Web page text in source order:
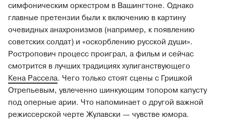
симфоническим оркестром в Вашингтоне. Однако
главные претензии были к включению в картину
очевидных анахронизмов (например, к появлению
советских солдат) и «оскорблению русской души».
Ростропович процесс проиграл, а фильм и сейчас
смотрится в лучших традициях хулиганствующего
Кена Рассела. Чего только стоят сцены с Гришкой
Отрепьевым, увлеченно шинкующим топором капусту
под оперные арии. Что напоминает о другой важной
режиссерской черте Жулавски — чувстве юмора.